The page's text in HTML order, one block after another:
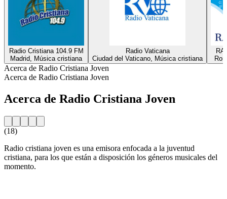
Radio Cristiana 104.9 FM
Madrid, Música cristiana
Radio Vaticana
Ciudad del Vaticano, Música cristiana
Acerca de Radio Cristiana Joven
Acerca de Radio Cristiana Joven
Acerca de Radio Cristiana Joven
(18)
Radio cristiana joven es una emisora enfocada a la juventud
cristiana, para los que están a disposición los géneros musicales del
momento.